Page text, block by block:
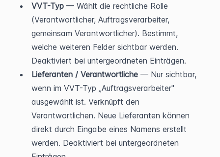
VVT-Typ — Wählt die rechtliche Rolle
(Verantwortlicher, Auftragsverarbeiter,
gemeinsam Verantwortlicher). Bestimmt,
welche weiteren Felder sichtbar werden.
Deaktiviert bei untergeordneten Einträgen.
Lieferanten / Verantwortliche — Nur sichtbar,
wenn im VVT-Typ „Auftragsverarbeiter"
ausgewählt ist. Verknüpft den
Verantwortlichen. Neue Lieferanten können
direkt durch Eingabe eines Namens erstellt
werden. Deaktiviert bei untergeordneten